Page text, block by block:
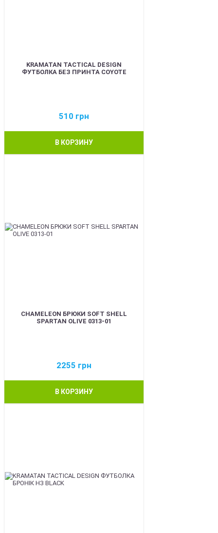
KRAMATAN TACTICAL DESIGN
ФУТБОЛКА БЕЗ ПРИНТА COYOTE
510 грн
В КОРЗИНУ
CHAMELEON БРЮКИ SOFT SHELL
SPARTAN OLIVE 0313-01
2255 грн
В КОРЗИНУ